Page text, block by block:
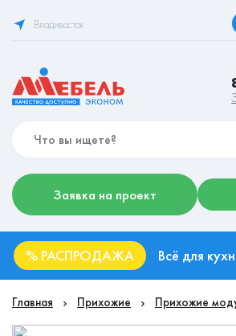
Владивосток
Заявка на проект
% РАСПРОДАЖА Всё для
Главная Прихожие Прихожие